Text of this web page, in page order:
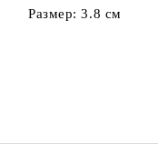
Размер: 3.8 см